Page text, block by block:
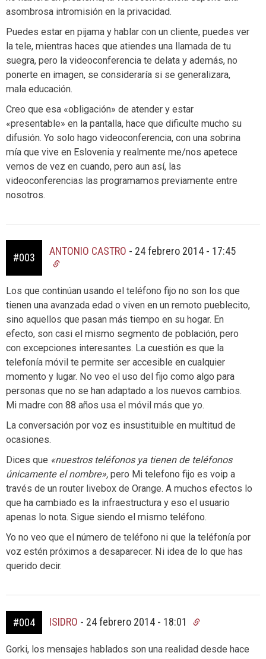
asombrosa intromisión en la privacidad.
Puedes estar en pijama y hablar con un cliente, puedes ver
la tele, mientras haces que atiendes una llamada de tu
suegra, pero la videoconferencia te delata y además, no
ponerte en imagen, se consideraría si se generalizara,
mala educación.
Creo que esa «obligación» de atender y estar
«presentable» en la pantalla, hace que dificulte mucho su
difusión. Yo solo hago videoconferencia, con una sobrina
mía que vive en Eslovenia y realmente me/nos apetece
vernos de vez en cuando, pero aun así, las
videoconferencias las programamos previamente entre
nosotros.
#003
ANTONIO CASTRO - 24 febrero 2014 - 17:45
Los que continúan usando el teléfono fijo no son los que
tienen una avanzada edad o viven en un remoto pueblecito,
sino aquellos que pasan más tiempo en su hogar. En
efecto, son casi el mismo segmento de población, pero
con excepciones interesantes. La cuestión es que la
telefonía móvil te permite ser accesible en cualquier
momento y lugar. No veo el uso del fijo como algo para
personas que no se han adaptado a los nuevos cambios.
Mi madre con 88 años usa el móvil más que yo.
La conversación por voz es insustituible en multitud de
ocasiones.
Dices que «nuestros teléfonos ya tienen de teléfonos
únicamente el nombre», pero Mi telefono fijo es voip a
través de un router livebox de Orange. A muchos efectos lo
que ha cambiado es la infraestructura y eso el usuario
apenas lo nota. Sigue siendo el mismo teléfono.
Yo no veo que el número de teléfono ni que la teléfonía por
voz estén próximos a desaparecer. Ni idea de lo que has
querido decir.
#004 ISIDRO - 24 febrero 2014 - 18:01
Gorki, los mensajes hablados son una realidad desde hace